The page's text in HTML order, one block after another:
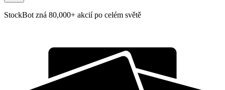
StockBot zná 80,000+ akcií po celém světě